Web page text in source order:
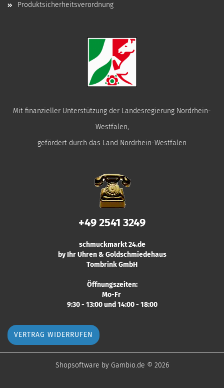
Produktsicherheitsverordnung
Mit finanzieller Unterstützung der Landesregierung Nordrhein-
Westfalen,
gefördert durch das Land Nordrhein-Westfalen
+49 2541 3249
schmuckmarkt 24.de
by Ihr Uhren & Goldschmiedehaus
Tombrink GmbH
Öffnungszeiten:
Mo-Fr
9:30 - 13:00 und 14:00 - 18:00
VERTRAG WIDERRUFEN
Shopsoftware by Gambio.de © 2026